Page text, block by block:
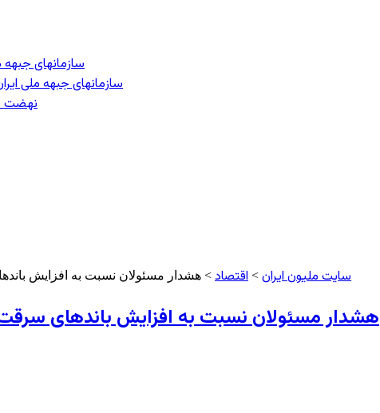
- سازمانهای جبهه
- سازمانهای جبهه ملی
- نهضت
سایت ملیون ایران > اقتصاد > هشدار مسئولان نسبت به افزایش
هشدار مسئولان نسبت به افزایش باندهای